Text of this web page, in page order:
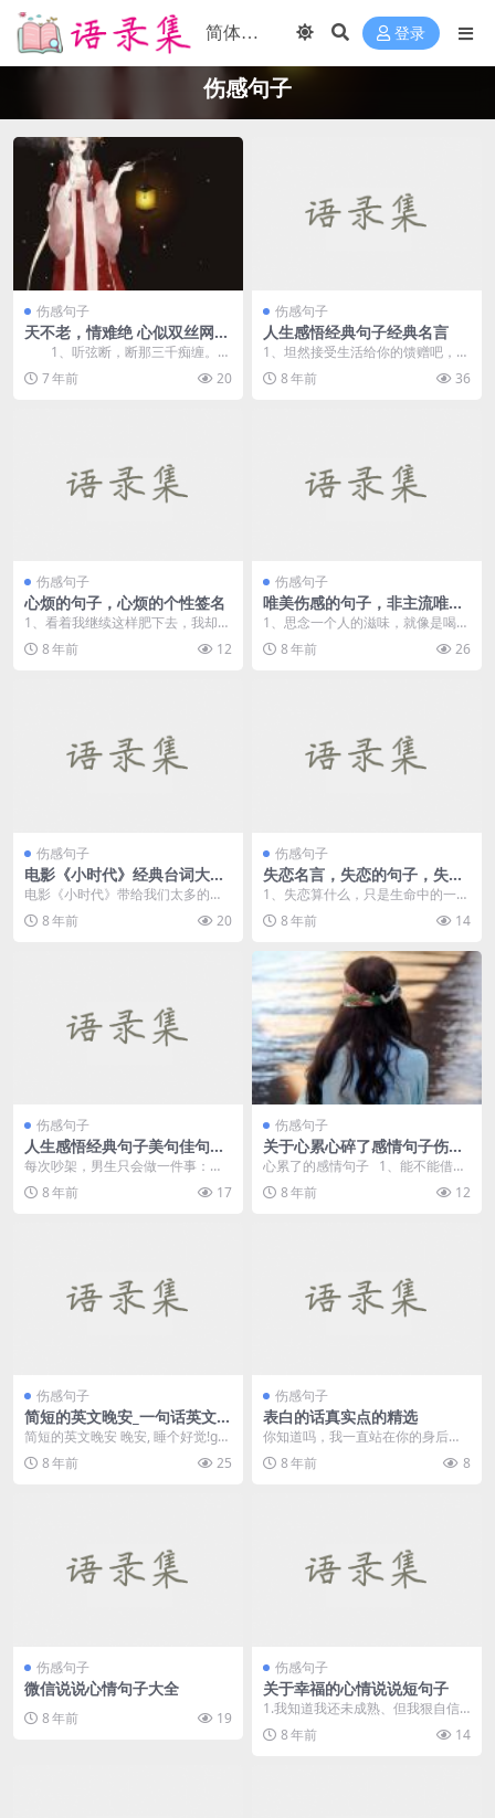
登录
伤感句子
伤感句子
天不老，情难绝 心似双丝网，
中有千千结—古风唯美凄凉句
1、听弦断，断那三千痴缠。坠
花湮，湮没一朝风涟。花若怜，落
在谁的指尖。 &n...
7 年前 20
伤感句子
人生感悟经典句子经典名言
1、坦然接受生活给你的馈赠吧，不
管是好的还是坏的。 2、事越烦，
越...8 年前 36
伤感句子
心烦的句子，心烦的个性签名
1、看着我继续这样肥下去，我却无
能为力。 2、夜深，很困，却不想
睡...8 年前 12
伤感句子
唯美伤感的句子，非主流唯美
伤感文字
1、思念一个人的滋味，就像是喝了
一杯冰冷的水，然后一滴一滴凝成
热泪。 ...
8 年前 26
伤感句子
电影《小时代》经典台词大
全，小时代经典对白
电影《小时代》带给我们太多的感
动，下面分享剧里的一些经典台
词： 1...
8 年前 20
伤感句子
失恋名言，失恋的句子，失恋
个性签名
1、失恋算什么，只是生命中的一个
小插曲，没什么大不了，失恋是为
了遇到比他（她）更...
8 年前 14
伤感句子
人生感悟经典句子美句佳句摘
抄
每次吵架，男生只会做一件事：沉
默。说话也就是这么两句：“你这么
想那我...
8 年前 17
伤感句子
关于心累心碎了感情句子伤感
的句子
心累了的感情句子 1、能不能借我
你的肩膀，当是一种施舍。 &nbs...
8 年前 12
伤感句子
简短的英文晚安_一句话英文晚
安
简短的英文晚安 晚安, 睡个好觉!go
od night, sleep tight...
8 年前 25
伤感句子
表白的话真实点的精选
你知道吗，我一直站在你的身后，
期待着有一天，你会回过头来看看
我。这样表白的话语你...
8 年前 8
伤感句子
微信说说心情句子大全
8 年前 19
伤感句子
关于幸福的心情说说短句子
1.我知道我还未成熟、但我狠自信
的对自己说、总有那么一天我会幸
福、会成熟。 2....
8 年前 14